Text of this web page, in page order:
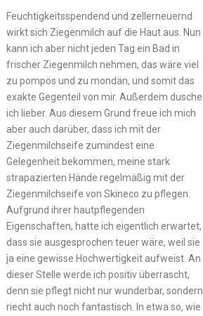
Feuchtigkeitsspendend und zellerneuernd
wirkt sich Ziegenmilch auf die Haut aus. Nun
kann ich aber nicht jeden Tag ein Bad in
frischer Ziegenmilch nehmen, das wäre viel
zu pompös und zu mondän, und somit das
exakte Gegenteil von mir. Außerdem dusche
ich lieber. Aus diesem Grund freue ich mich
aber auch darüber, dass ich mit der
Ziegenmilchseife zumindest eine
Gelegenheit bekommen, meine stark
strapazierten Hände regelmäßig mit der
Ziegenmilchseife von Skineco zu pflegen.
Aufgrund ihrer hautpflegenden
Eigenschaften, hatte ich eigentlich erwartet,
dass sie ausgesprochen teuer wäre, weil sie
ja eine gewisse Hochwertigkeit aufweist. An
dieser Stelle werde ich positiv überrascht,
denn sie pflegt nicht nur wunderbar, sondern
riecht auch noch fantastisch. In etwa so, wie